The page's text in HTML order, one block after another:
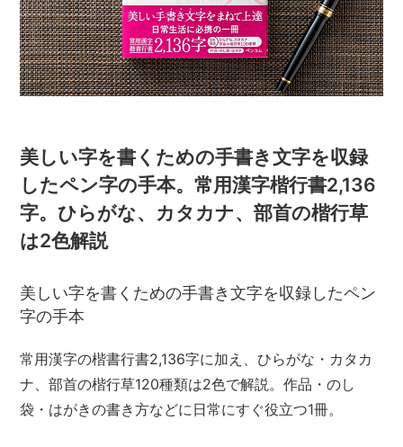
美しい字を書くための手書き文字を収録
したペン字の手本。常用漢字楷行書2,136
字。ひらがな、カタカナ、部首の楷行草
は2色解説
美しい字を書くための手書き文字を収録したペン
字の手本
常用漢字の楷書行書2,136字に加え、ひらがな・カタカ
ナ、部首の楷行草120種類は2色で解説。作品・のし
袋・はがきの書き方などに日常にすぐ役立つ1冊。